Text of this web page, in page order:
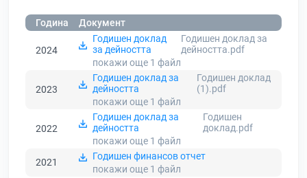
Година Документ
2024
Годишен доклад
за дейността
Годишен доклад за
дейността.pdf
покажи още 1 файл
2023
Годишен доклад за
дейността
Годишен доклад
(1).pdf
покажи още 1 файл
2022
Годишен доклад за
дейността
Годишен
доклад.pdf
покажи още 1 файл
2021
Годишен финансов отчет
покажи още 1 файл